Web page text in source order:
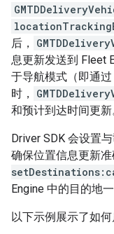
后，
息更新发送到 Fleet
于导航模式（即通过
时，
和预计到达时间更新
Driver SDK 会设置
确保位置信息更新
Engine 中的目的地一
以下示例展示了如